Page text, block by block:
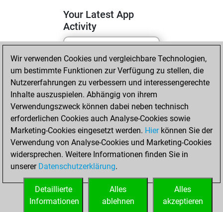
Your Latest App
Activity
Samstag, April 4,
2026
You totalled 93
tactics positions
Tactics
You
solved 67 tactics
positions
You achieved
tactics positions
Wir verwenden Cookies und vergleichbare Technologien,
um bestimmte Funktionen zur Verfügung zu stellen, die
Nutzererfahrungen zu verbessern und interessengerechte
Inhalte auszuspielen. Abhängig von ihrem
Verwendungszweck können dabei neben technisch
erforderlichen Cookies auch Analyse-Cookies sowie
Marketing-Cookies eingesetzt werden. Hierkönnen Sie der
Verwendung von Analyse-Cookies und Marketing-Cookies
widersprechen. Weitere Informationen finden Sie in
unserer Datenschutzerklärung.
Alles
akzeptieren
Alles
ablehnen
Detaillierte
Informationen